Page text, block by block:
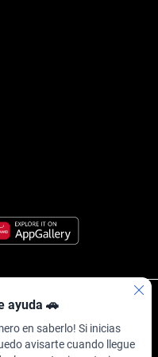
ayuda 🚗
en saberlo! Si inicias
avisarte cuando llegue